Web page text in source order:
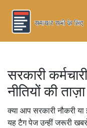
सरकारी
नीतियों की
क्या आप सरकारी नौकरी
यह टैग पेज उन्हीं जरूरी